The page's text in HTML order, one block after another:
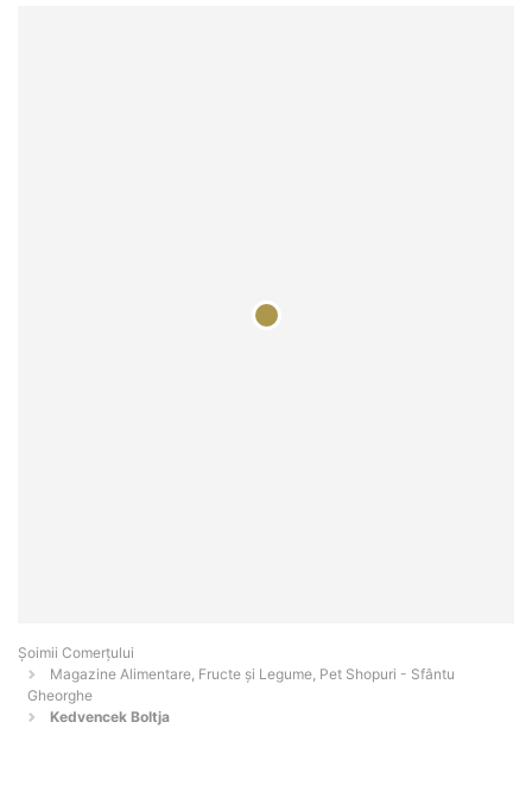
Șoimii Comerțului
Magazine Alimentare, Fructe și Legume, Pet Shopuri - Sfântu
Gheorghe
Kedvencek Boltja